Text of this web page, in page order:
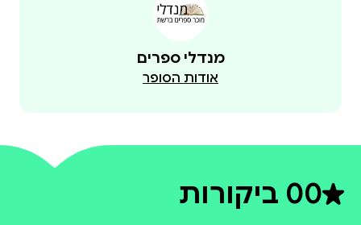
מנדלי ספרים
אודות הסופר
0דירוג ממוצע 0 מתוך 5
0 ביקורות